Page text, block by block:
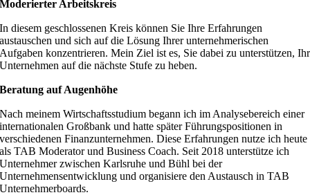
Moderierter Arbeits­kreis
In diesem geschlossenen Kreis können Sie Ihre Erfahrungen
austauschen und sich auf die Lösung Ihrer unternehmerischen
Aufgaben konzentrieren. Mein Ziel ist es, Sie dabei zu unterstützen, Ihr
Unternehmen auf die nächste Stufe zu heben.
Beratung auf Augenhöhe
Nach meinem Wirtschaftsstudium begann ich im Analysebereich einer
internationalen Großbank und hatte später Führungspositionen in
verschiedenen Finanzunternehmen. Diese Erfahrungen nutze ich heute
als TAB Moderator und Business Coach. Seit 2018 unterstütze ich
Unternehmer zwischen Karlsruhe und Bühl bei der
Unternehmensentwicklung und organisiere den Austausch in TAB
Unternehmerboards.